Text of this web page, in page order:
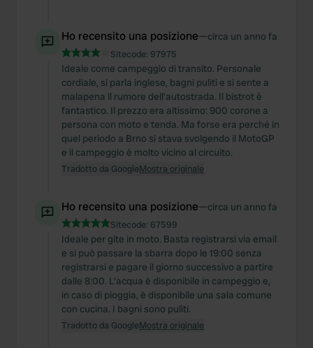
Ho recensito una posizione—circa un anno fa
Sitecode: 97975
Ideale come campeggio di transito. Personale
cordiale, si parla inglese, bagni puliti e si sente a
malapena il rumore dell'autostrada. Il bistrot è
fantastico. Il prezzo era altissimo: 900 corone a
persona con moto e tenda. Ma forse era perché in
quel periodo a Brno si stava svolgendo il MotoGP
e il campeggio è molto vicino al circuito.
Tradotto da GoogleMostra originale
Ho recensito una posizione—circa un anno fa
Sitecode: 67599
Ideale per gite in moto. Basta registrarsi via email
e si può passare la sbarra dopo le 19:00 senza
registrarsi e pagare il giorno successivo a partire
dalle 8:00. L'acqua è disponibile in campeggio e,
in caso di pioggia, è disponibile una sala comune
con cucina. I bagni sono puliti.
Tradotto da GoogleMostra originale